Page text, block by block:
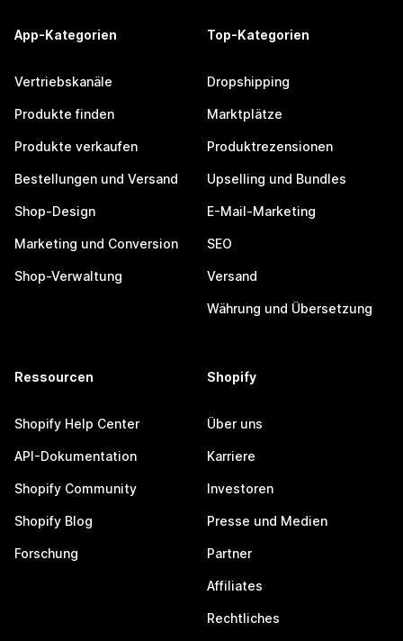
App-Kategorien
Vertriebskanäle
Produkte finden
Produkte verkaufen
Bestellungen und Versand
Shop-Design
Marketing und Conversion
Shop-Verwaltung
Top-Kategorien
Dropshipping
Marktplätze
Produktrezensionen
Upselling und Bundles
E-Mail-Marketing
SEO
Versand
Währung und Übersetzung
Ressourcen
Shopify Help Center
API-Dokumentation
Shopify Community
Shopify Blog
Forschung
Shopify
Über uns
Karriere
Investoren
Presse und Medien
Partner
Affiliates
Rechtliches